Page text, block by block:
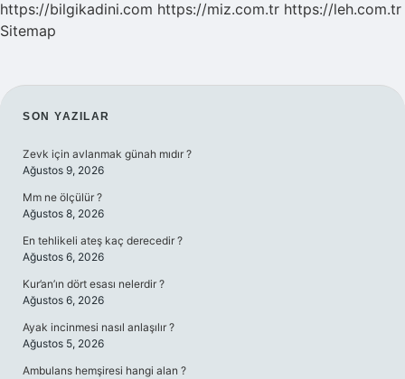
https://bilgikadini.com https://miz.com.tr https://leh.com.tr
Sitemap
SIDEBAR
SON YAZILAR
Zevk için avlanmak günah mıdır ?
Ağustos 9, 2026
Mm ne ölçülür ?
Ağustos 8, 2026
En tehlikeli ateş kaç derecedir ?
Ağustos 6, 2026
Kur’an’ın dört esası nelerdir ?
Ağustos 6, 2026
Ayak incinmesi nasıl anlaşılır ?
Ağustos 5, 2026
Ambulans hemşiresi hangi alan ?